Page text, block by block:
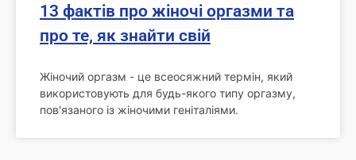
13 фактів про жіночі оргазми та
про те, як знайти свій
Жіночий оргазм - це всеосяжний термін, який
використовують для будь-якого типу оргазму,
пов'язаного із жіночими геніталіями.